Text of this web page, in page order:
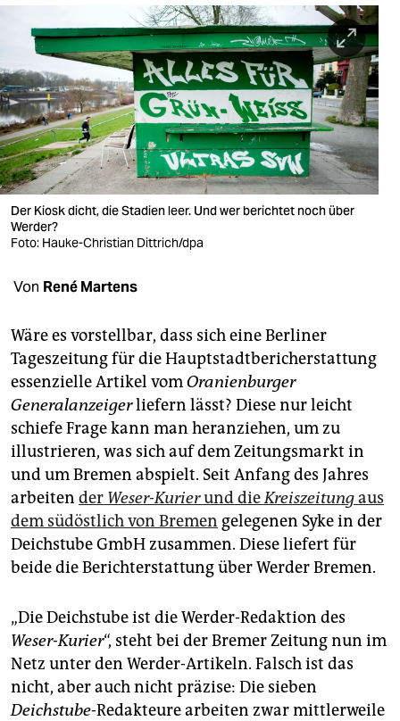
sport
berlin
nord
wahrheit
verlag
verlag
shop
fragen & hilfe
unterstützen
abo
genossenschaft
epaper login
Der Kiosk dicht, die Stadien leer. Und wer berichtet noch über
Werder?
Foto: Hauke-Christian Dittrich/dpa
Von René Martens
Wäre es vorstellbar, dass sich eine Berliner
Tageszeitung für die Hauptstadtbericherstattung
essen­ziel­le Artikel vomOranienburger
Generalanzeigerliefern lässt? Diese nur leicht
schiefe Frage kann man heranziehen, um zu
illustrieren, was sich auf dem Zeitungsmarkt in
und um Bremen abspielt. Seit Anfang des Jahres
arbeiten der Weser-Kurierund dieKreiszeitungaus
dem südöstlich von Bremen gelegenen Syke in der
Deichstube GmbH zusammen. Diese liefert für
beide die Berichterstattung über Werder Bremen.
„Die Deichstube ist die Werder-Redaktion des
Weser-Kurier“, steht bei der Bremer Zeitung nun im
Netz unter den Werder-Artikeln. Falsch ist das
nicht, aber auch nicht präzise: Die sieben
Deichstube-Redakteure arbeiten zwar mittlerweile